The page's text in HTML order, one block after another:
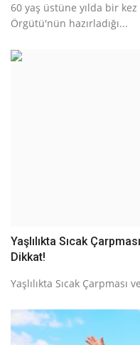
60 yaş üstüne yılda bir
Örgütü'nün hazırladığı...
Yaşlılıkta Sıcak
Dikkat!
Yaşlılıkta Sıcak